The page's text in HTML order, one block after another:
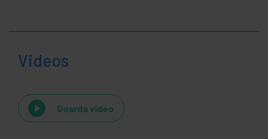
Videos
Guarda video